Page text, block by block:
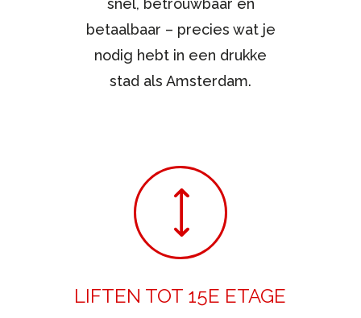
snel, betrouwbaar en
betaalbaar – precies wat je
nodig hebt in een drukke
stad als Amsterdam.
)
LIFTEN TOT 15E ETAGE